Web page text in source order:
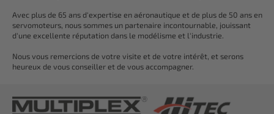
Avec plus de 65 ans d'expertise en aéronautique et de plus de 50 ans en
servomoteurs, nous sommes un partenaire incontournable, jouissant
d'une excellente réputation dans le modélisme et l'industrie.
Nous vous remercions de votre visite et de votre intérêt, et serons
heureux de vous conseiller et de vous accompagner.